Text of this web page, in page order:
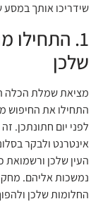
שידריכו אותך
1.
שלכן
מציאת שמלת הכלה
התחילו את החיפוש
לפני יום חתונתכן.
אינטרנט ולבקר
העין שלכן ורשמואת
נמשכות אליהם.
החלומות שלכן